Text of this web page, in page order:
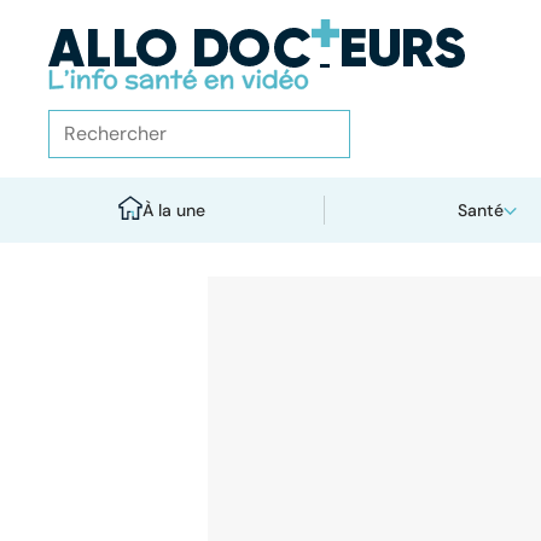
À la une Santé